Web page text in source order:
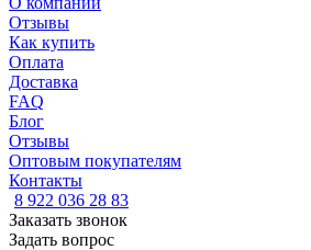
Отзывы
Как купить
Оплата
Доставка
FAQ
Блог
Отзывы
Оптовым покупателям
Контакты
8 922 036 28 83
Заказать звонок
Задать вопрос